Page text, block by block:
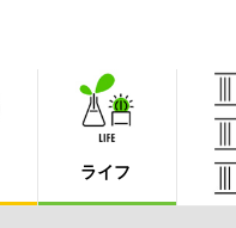
ライフ